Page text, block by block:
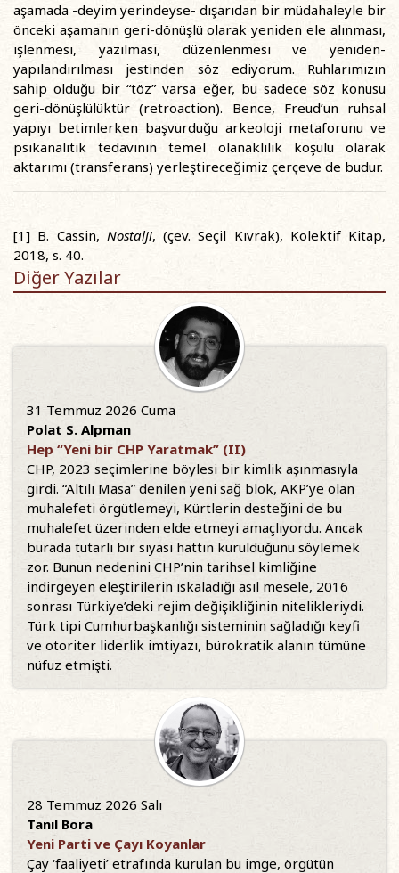
aşamada -deyim yerindeyse- dışarıdan bir müdahaleyle bir
önceki aşamanın geri-dönüşlü olarak yeniden ele alınması,
işlenmesi, yazılması, düzenlenmesi ve yeniden-
yapılandırılması jestinden söz ediyorum. Ruhlarımızın
sahip olduğu bir “töz” varsa eğer, bu sadece söz konusu
geri-dönüşlülüktür (retroaction). Bence, Freud’un ruhsal
yapıyı betimlerken başvurduğu arkeoloji metaforunu ve
psikanalitik tedavinin temel olanaklılık koşulu olarak
aktarımı (transferans) yerleştireceğimiz çerçeve de budur.
[1] B. Cassin, Nostalji, (çev. Seçil Kıvrak), Kolektif Kitap,
2018, s. 40.
Diğer Yazılar
31 Temmuz 2026 Cuma
Polat S. Alpman
Hep “Yeni bir CHP Yaratmak” (II)
CHP, 2023 seçimlerine böylesi bir kimlik aşınmasıyla
girdi. “Altılı Masa” denilen yeni sağ blok, AKP’ye olan
muhalefeti örgütlemeyi, Kürtlerin desteğini de bu
muhalefet üzerinden elde etmeyi amaçlıyordu. Ancak
burada tutarlı bir siyasi hattın kurulduğunu söylemek
zor. Bunun nedenini CHP’nin tarihsel kimliğine
indirgeyen eleştirilerin ıskaladığı asıl mesele, 2016
sonrası Türkiye’deki rejim değişikliğinin nitelikleriydi.
Türk tipi Cumhurbaşkanlığı sisteminin sağladığı keyfi
ve otoriter liderlik imtiyazı, bürokratik alanın tümüne
nüfuz etmişti.
28 Temmuz 2026 Salı
Tanıl Bora
Yeni Parti ve Çayı Koyanlar
Çay ‘faaliyeti’ etrafında kurulan bu imge, örgütün